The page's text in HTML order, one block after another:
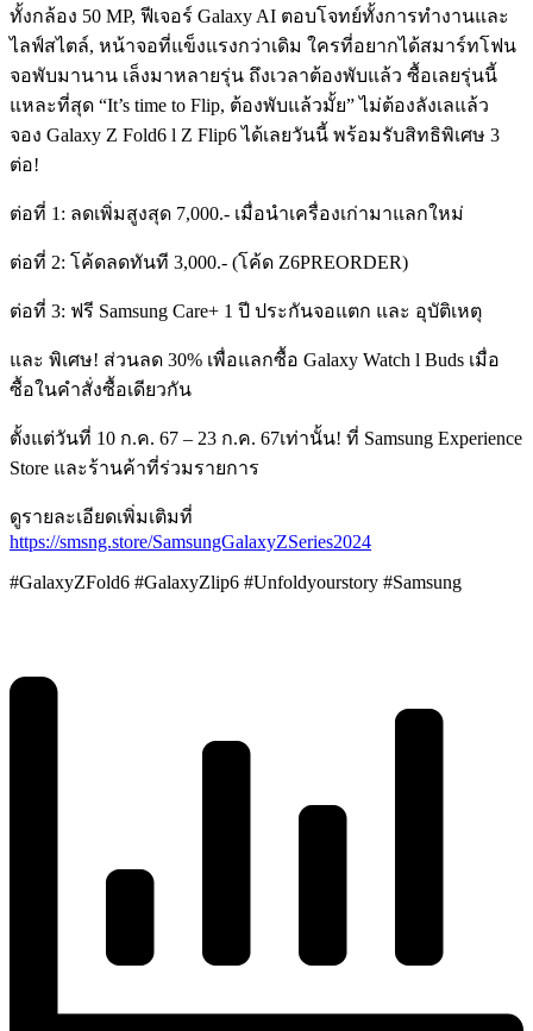
ทั้งกล้อง 50 MP, ฟีเจอร์ Galaxy AI ตอบโจทย์ทั้งการทำงานและ
ไลฟ์สไตล์, หน้าจอที่แข็งแรงกว่าเดิม ใครที่อยากได้สมาร์ทโฟน
จอพับมานาน เล็งมาหลายรุ่น ถึงเวลาต้องพับแล้ว ซื้อเลยรุ่นนี้
แหละที่สุด “It’s time to Flip, ต้องพับแล้วมั้ย” ไม่ต้องลังเลแล้ว
จอง Galaxy Z Fold6 l Z Flip6 ได้เลยวันนี้ พร้อมรับสิทธิพิเศษ 3
ต่อ!
ต่อที่ 1: ลดเพิ่มสูงสุด 7,000.- เมื่อนำเครื่องเก่ามาแลกใหม่
ต่อที่ 2: โค้ดลดทันที 3,000.- (โค้ด Z6PREORDER)
ต่อที่ 3: ฟรี Samsung Care+ 1 ปี ประกันจอแตก และ อุบัติเหตุ
และ พิเศษ! ส่วนลด 30% เพื่อแลกซื้อ Galaxy Watch l Buds เมื่อ
ซื้อในคำสั่งซื้อเดียวกัน
ตั้งแต่วันที่ 10 ก.ค. 67 – 23 ก.ค. 67เท่านั้น! ที่ Samsung Experience
Store และร้านค้าที่ร่วมรายการ
ดูรายละเอียดเพิ่มเติมที่
https://smsng.store/SamsungGalaxyZSeries2024
#GalaxyZFold6 #GalaxyZlip6 #Unfoldyourstory #Samsung